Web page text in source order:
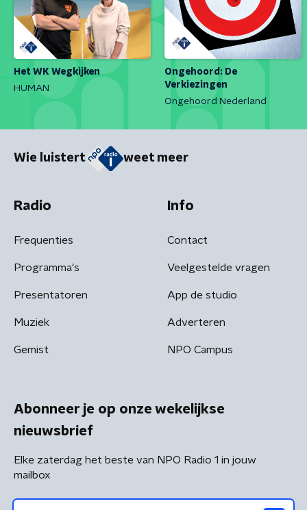
Het WK Wegkijken
HUMAN
Ongehoord: De
Verkiezingen
Ongehoord Nederland
Wie luistert weet meer
Radio
Frequenties
Programma's
Presentatoren
Muziek
Gemist
Info
Contact
Veelgestelde vragen
App de studio
Adverteren
NPO Campus
Abonneer je op onze wekelijkse
nieuwsbrief
Elke zaterdag het beste van NPO Radio 1 in jouw
mailbox